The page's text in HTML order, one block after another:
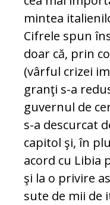
mintea
Cifrele spun
doar că, prin
(vârful crizei
granţi s-a
gu­vernul de
s-a des­curcat
capitol şi, în
acord cu Libia
şi la o privire
sute de mii de